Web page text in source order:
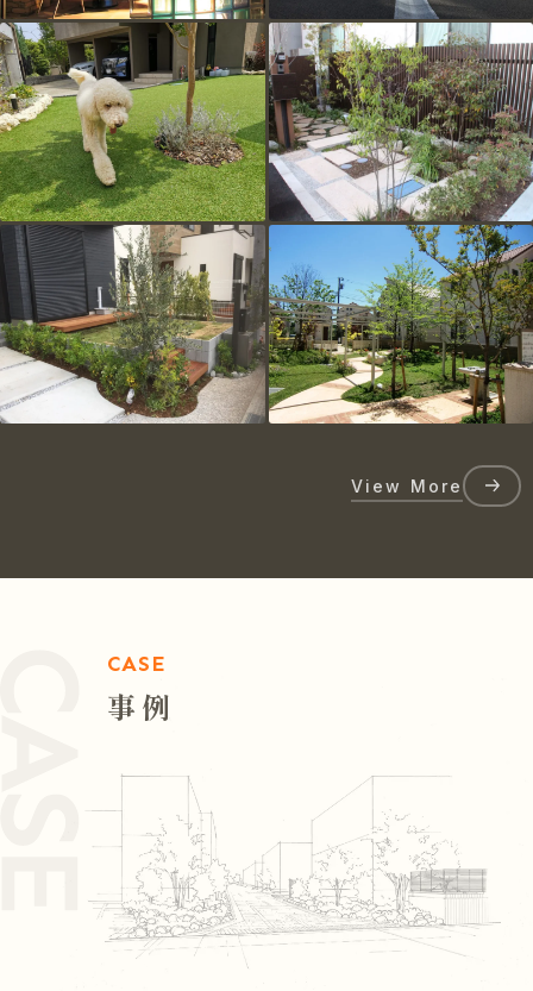
View More
CASE
事例